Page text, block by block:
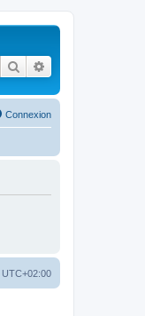
Rechercher
Connexion
UTC+02:00